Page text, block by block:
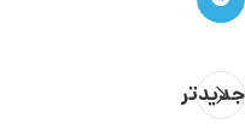
جدیدتر